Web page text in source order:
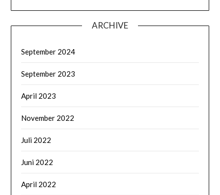
ARCHIVE
September 2024
September 2023
April 2023
November 2022
Juli 2022
Juni 2022
April 2022